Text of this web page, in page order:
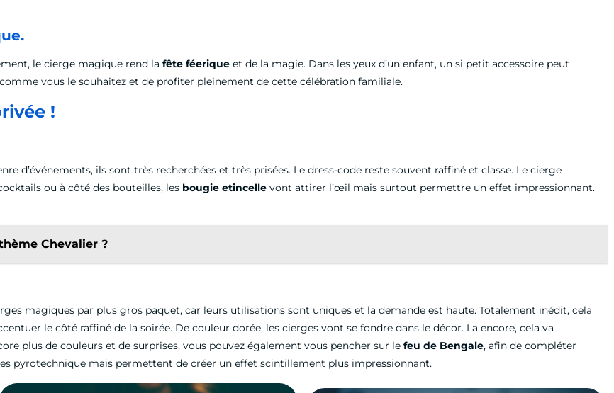
le cierge magique rend lafête féerique et de la magie. Dans les yeux d’un enfant, un si petit accessoire peut
vous le souhaitez et de profiter pleinement de cette célébration familiale.
!
d’événements, ils sont très recherchées et très prisées. Le dress-code reste souvent raffiné et classe. Le cierge
ou à côté des bouteilles, les bougie etincelle vont attirer l’œil mais surtout permettre un effet impressionnant.
Chevalier ?
magiques par plus gros paquet, car leurs utilisations sont uniques et la demande est haute. Totalement inédit, cela
le côté raffiné de la soirée. De couleur dorée, les cierges vont se fondre dans le décor. La encore, cela va
plus de couleurs et de surprises, vous pouvez également vous pencher sur lefeu de Bengale, afin de compléter
pyrotechnique mais permettent de créer un effet scintillement plus impressionnant.